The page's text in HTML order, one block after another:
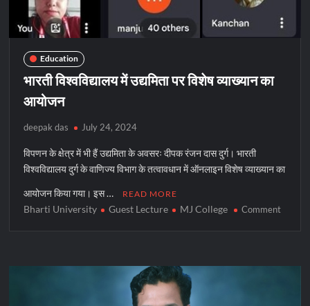
Education
भारती विश्वविद्यालय में उद्यमिता पर विशेष व्याख्यान का
आयोजन
deepak das July 24, 2024
विपणन के क्षेत्र में भी हैं उद्यमिता के अवसरः दीपक रंजन दास दुर्ग। भारती
विश्वविद्यालय दुर्ग के वाणिज्य विभाग के तत्वावधान में ऑनलाइन विशेष व्याख्यान का
आयोजन किया गया। इस … READ MORE
Bharti University Guest Lecture MJ College Commenton
उद्यमिता